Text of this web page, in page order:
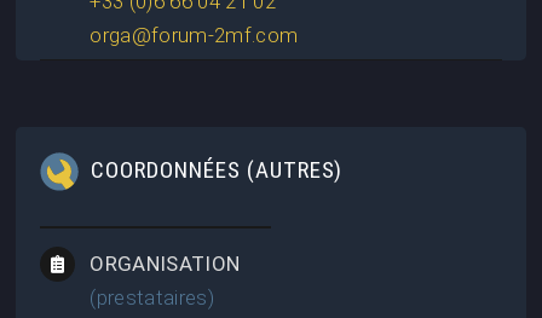
orga@forum-2mf.com
COORDONNÉES (AUTRES)
ORGANISATION
(prestataires)